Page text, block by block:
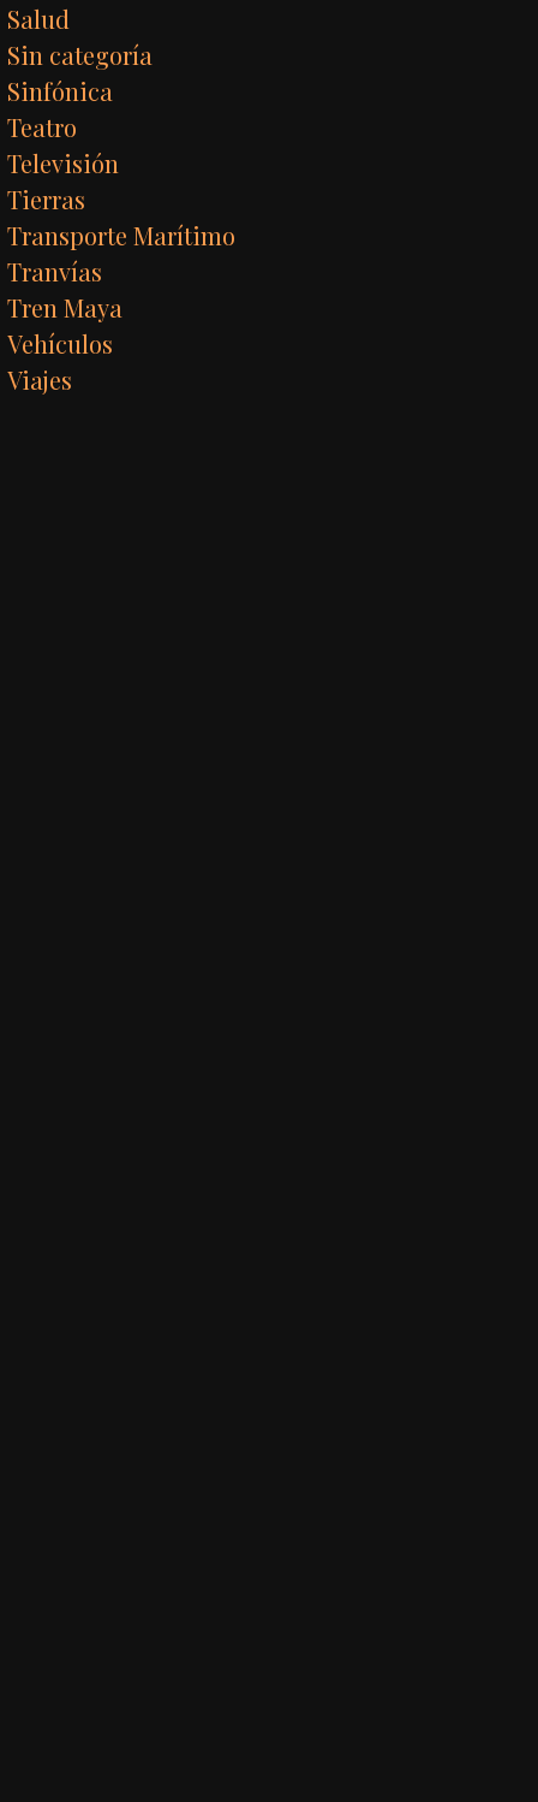
Salud
Sin categoría
Sinfónica
Teatro
Televisión
Tierras
Transporte Marítimo
Tranvías
Tren Maya
Vehículos
Viajes